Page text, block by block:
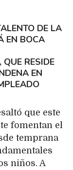
DE LA
EN BOCA
RESIDE
EN
que este
fomentan el
temprana
niños. A